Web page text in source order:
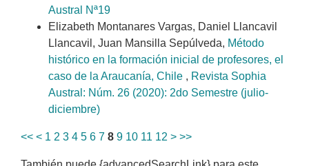
Austral Nª19
Elizabeth Montanares Vargas, Daniel Llancavil
Llancavil, Juan Mansilla Sepúlveda, Método
histórico en la formación inicial de profesores, el
caso de la Araucanía, Chile , Revista Sophia
Austral: Núm. 26 (2020): 2do Semestre (julio-
diciembre)
<< < 1 2 3 4 5 6 7 8 9 10 11 12 > >>